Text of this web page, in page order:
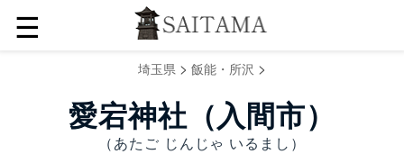
☰
埼玉県 > 飯能・所沢 >
愛宕神社（入間市）
（あたご じんじゃ いるまし）